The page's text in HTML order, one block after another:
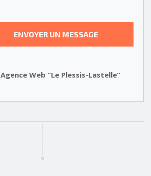
Agence Web “Le Plessis-Lastelle”